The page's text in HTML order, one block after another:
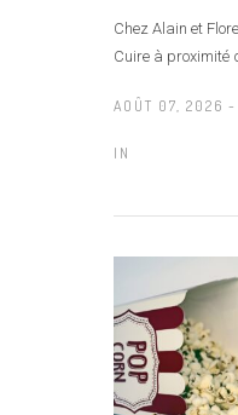
Chez Alain et
Cuire à proximité
AOÛT 07, 2026 -
IN